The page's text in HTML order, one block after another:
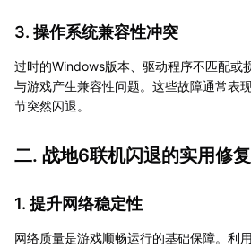
3. 操作系统兼容性冲突
过时的Windows版本、驱动程序不匹配或
与游戏产生兼容性问题。这些故障通常表
节突然闪退。
二. 战地6联机闪退的实用修
1. 提升网络稳定性
网络质量是游戏顺畅运行的基础保障。利